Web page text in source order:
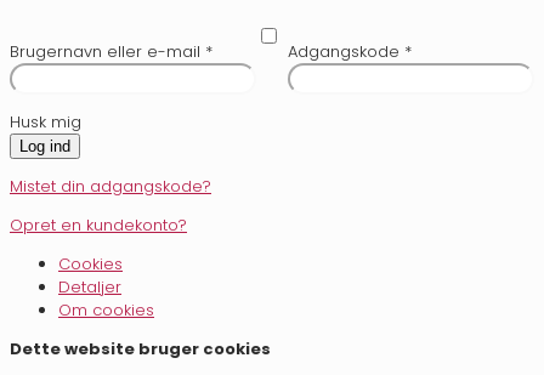
Brugernavn eller e-mail * Adgangskode *
Husk mig
Log ind
Mistet din adgangskode?
Opret en kundekonto?
Cookies
Detaljer
Om cookies
Dette website bruger cookies